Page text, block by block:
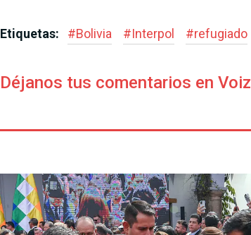
Etiquetas: #Bolivia #Interpol #refugiado
Déjanos tus comentarios en Voiz